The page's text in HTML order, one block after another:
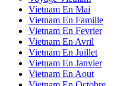
Vietnam En Mai
Vietnam En Famille
Vietnam En Fevrier
Vietnam En Avril
Vietnam En Juillet
Vietnam En Janvier
Vietnam En Aout